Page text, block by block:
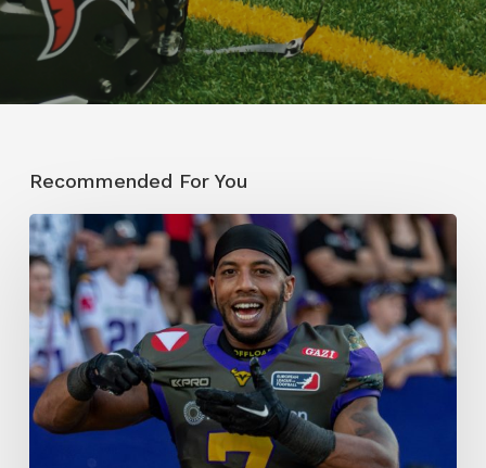
Recommended For You
„Ich
brauchte
mehr
Stabilität“
–
Edwards
über